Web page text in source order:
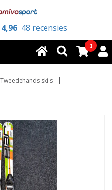
4,96 48 recensies
0
Tweedehands ski's